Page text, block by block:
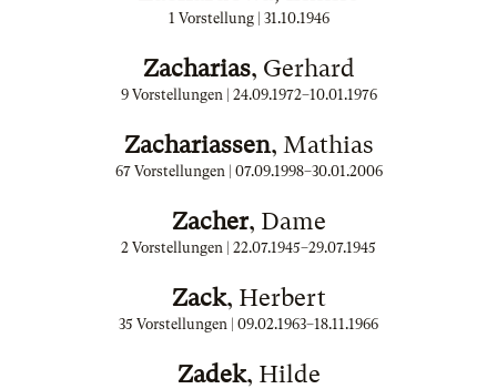
1 Vorstellung | 31.10.1946
Zacharias, Gerhard
9 Vorstellungen | 24.09.1972–10.01.1976
Zachariassen, Mathias
67 Vorstellungen | 07.09.1998–30.01.2006
Zacher, Dame
2 Vorstellungen | 22.07.1945–29.07.1945
Zack, Herbert
35 Vorstellungen | 09.02.1963–18.11.1966
Zadek, Hilde